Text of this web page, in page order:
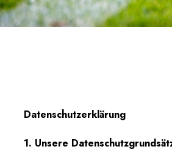
Datenschutzerklärung
1. Unsere